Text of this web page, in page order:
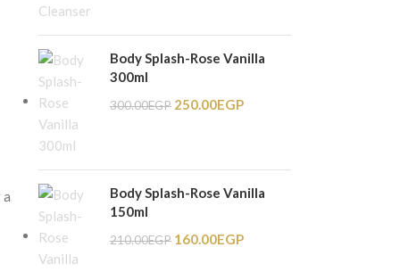
a
Body Splash-Rose Vanilla
300ml
300.00EGP 250.00EGP
Body Splash-Rose Vanilla
150ml
210.00EGP 160.00EGP